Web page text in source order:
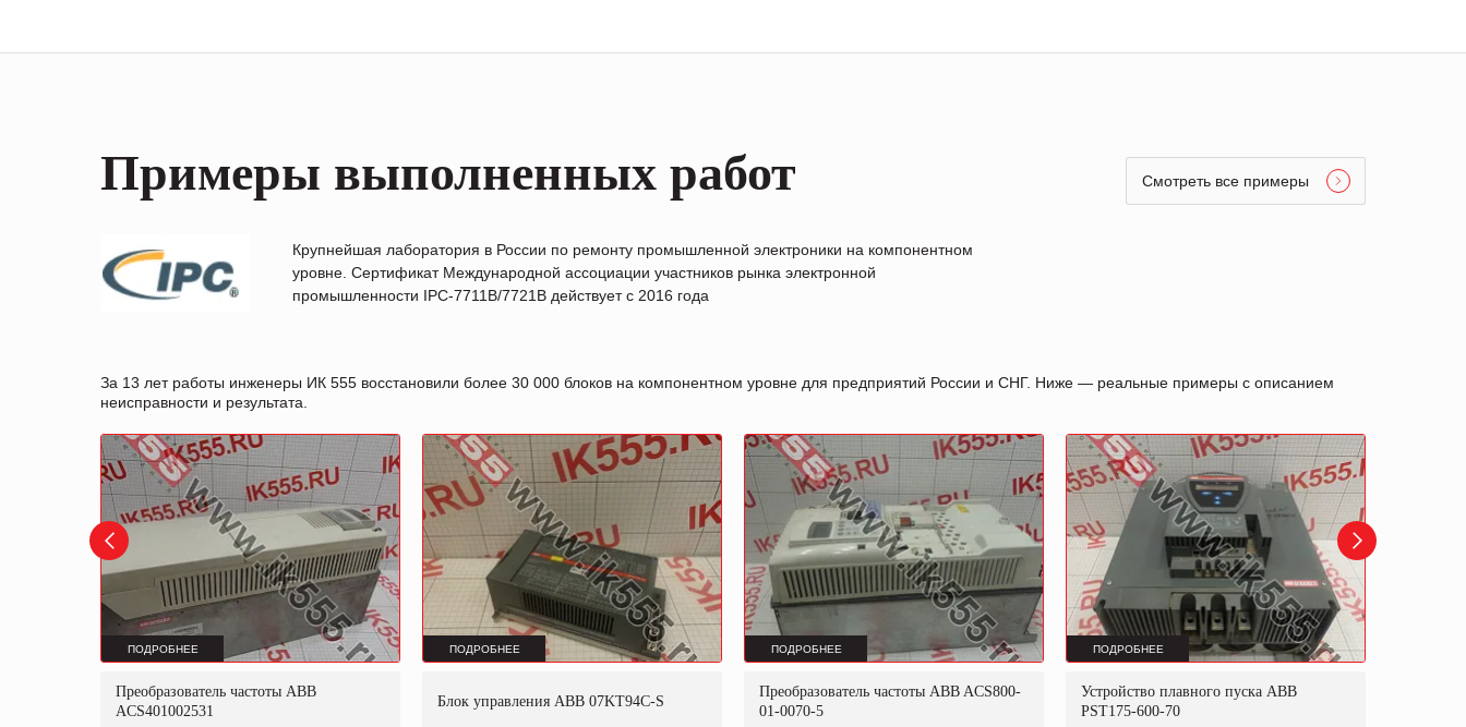
Примеры выполненных работ
Крупнейшая лаборатория в России по ремонту промышленной электроники на компонентном
уровне. Сертификат Международной ассоциации участников рынка электронной
промышленности IPC-7711B/7721B действует с 2016 года
Смотреть все примеры
За 13 лет работы инженеры ИК 555 восстановили более 30 000 блоков на компонентном уровне для предприятий России и СНГ. Ниже — реальные примеры с описанием
неисправности и результата.
ПОДРОБНЕЕ
Преобразователь частоты ABB
ACS401002531
ПОДРОБНЕЕ
Блок управления ABB 07KT94C-S
ПОДРОБНЕЕ
Преобразователь частоты ABB ACS800-
01-0070-5
ПОДРОБНЕЕ
Устройство плавного пуска ABB
PST175-600-70